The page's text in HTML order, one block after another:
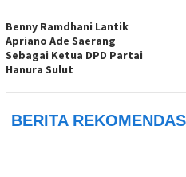
Benny Ramdhani Lantik
Apriano Ade Saerang
Sebagai Ketua DPD Partai
Hanura Sulut